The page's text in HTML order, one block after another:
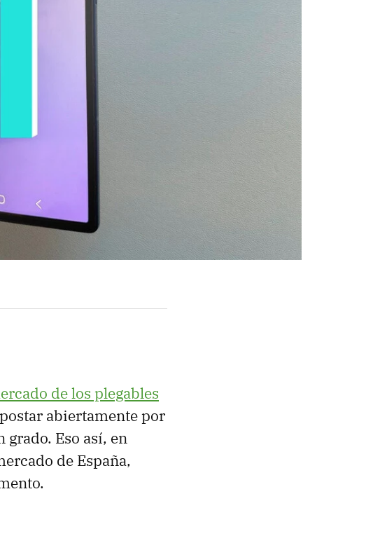
de los plegables
abiertamente por
grado. Eso así, en
de España,